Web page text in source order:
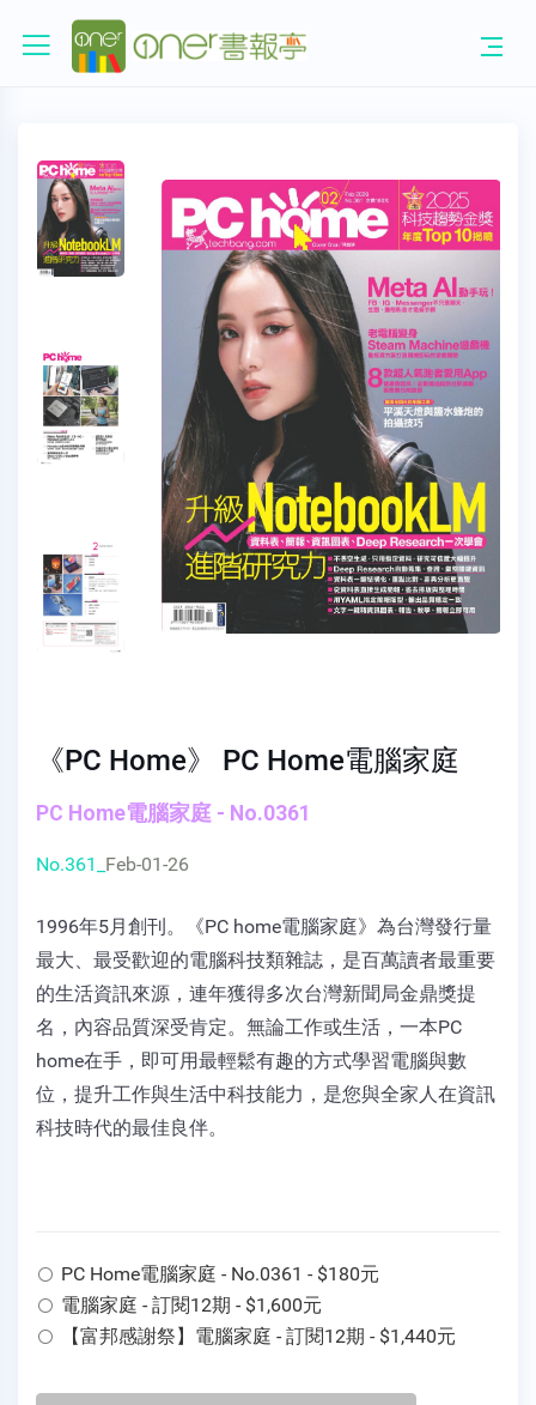
《PC Home》 PC Home電腦家庭
PC Home電腦家庭 - No.0361
No.361_ Feb-01-26
1996年5月創刊。《PC home電腦家庭》為台灣發行量
最大、最受歡迎的電腦科技類雜誌，是百萬讀者最重要
的生活資訊來源，連年獲得多次台灣新聞局金鼎獎提
名，內容品質深受肯定。無論工作或生活，一本PC
home在手，即可用最輕鬆有趣的方式學習電腦與數
位，提升工作與生活中科技能力，是您與全家人在資訊
科技時代的最佳良伴。
PC Home電腦家庭 - No.0361 - $180元
電腦家庭 - 訂閱12期 - $1,600元
【富邦感謝祭】電腦家庭 - 訂閱12期 - $1,440元